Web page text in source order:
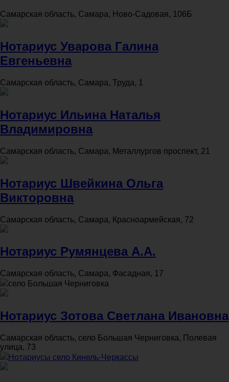
Самарская область, Самара, Ново-Садовая, 106Б
Нотариус Уварова Галина
Евгеньевна
Самарская область, Самара, Труда, 1
Нотариус Ильина Наталья
Владимировна
Самарская область, Самара, Металлургов проспект, 21
Нотариус Швейкина Ольга
Викторовна
Самарская область, Самара, Красноармейская, 72
Нотариус Румянцева А.А.
Самарская область, Самара, Фасадная, 17
село Большая Черниговка
Нотариус Зотова Светлана Ивановна
Самарская область, село Большая Черниговка, Полевая
улица, 73
Нотариусы село Кинель-Черкассы